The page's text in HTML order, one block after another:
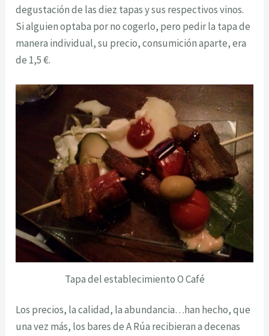
degustación de las diez tapas y sus respectivos vinos.
Si alguien optaba por no cogerlo, pero pedir la tapa de
manera individual, su precio, consumición aparte, era
de 1,5 €.
Tapa del establecimiento O Café
Los precios, la calidad, la abundancia…han hecho, que
una vez más, los bares de A Rúa recibieran a decenas